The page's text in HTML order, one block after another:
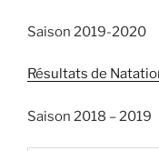
Saison 2019-2020
Résultats de
Saison 2018 – 2019